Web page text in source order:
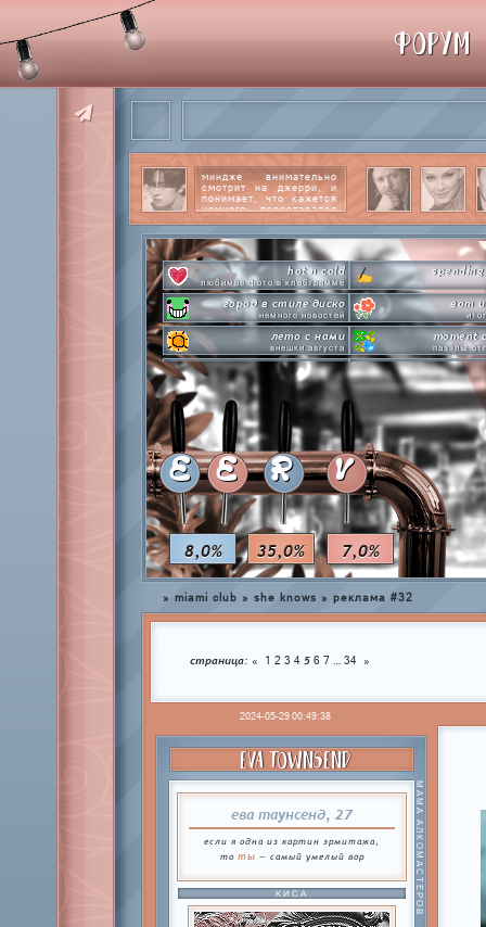
8,0% 35,0% 7,0%
миндже внимательно
смотрит на джерри, и
понимает, что кажется
немного перестарался
далее
hot n cold
любимое фото в клабграмме
город в стиле диско
немного новостей
вот
лето с нами
внешки августа
moment
паззлы
pen-pineapple-apple-pen!
шлакоблокунь заказывали?
сделай это
everyone's a star
покупаем звезды
time goes by
private emotion
с днем эмоций #4
hot
летняя
E E R V
ФОРУМ
» miami club » she knows » реклама #32
страница: « 1 2 3 4 5 6 7 … 34 »
2024-05-29 00:49:38
EVA TOWNSEND
ева таунсенд, 27
если я одна из картин эрмитажа,
то ты — самый умелый вор МАМА АЛКОМАСТЕРОВ
КИСА